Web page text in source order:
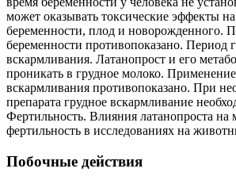
может оказывать токсические эффекты
беременности, плод и новорожденного.
беременности противопоказано. Период
вскармливания. Латанопрост и его
проникать в грудное молоко.
вскармливания противопоказано. При
препарата грудное вскармливание
Фертильность. Влияния латанопроста
фертильность в исследованиях на
Побочные действия